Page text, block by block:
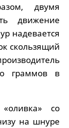
двумя
движение
надевается
скользящий
граммов в
со
на шнуре